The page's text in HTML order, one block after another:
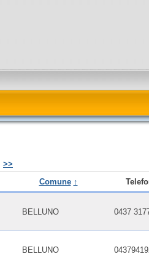
>>
Comune ↑
BELLUNO 0437
BELLUNO